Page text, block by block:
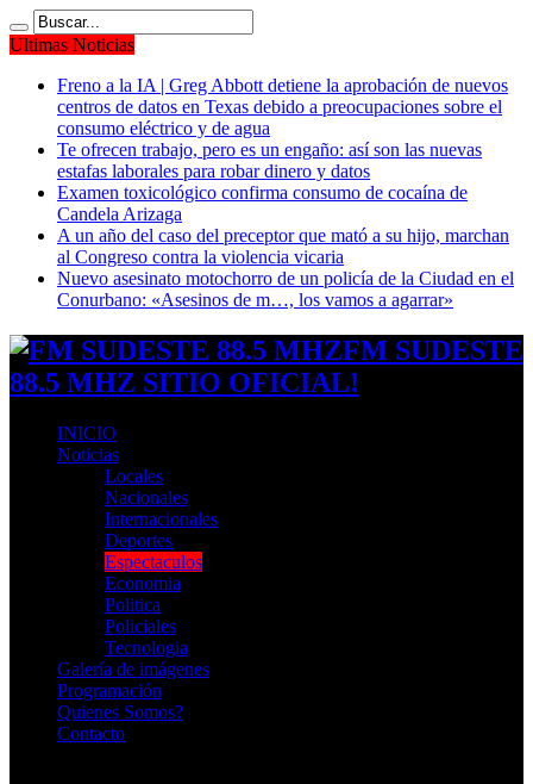
Ultimas Noticias
Freno a la IA | Greg Abbott detiene la aprobación de nuevos
centros de datos en Texas debido a preocupaciones sobre el
consumo eléctrico y de agua
Te ofrecen trabajo, pero es un engaño: así son las nuevas
estafas laborales para robar dinero y datos
Examen toxicológico confirma consumo de cocaína de
Candela Arizaga
A un año del caso del preceptor que mató a su hijo, marchan
al Congreso contra la violencia vicaria
Nuevo asesinato motochorro de un policía de la Ciudad en el
Conurbano: «Asesinos de m…, los vamos a agarrar»
FM SUDESTE
88.5 MHZ SITIO OFICIAL!
INICIO
Noticias
Locales
Nacionales
Internacionales
Deportes
Espectaculos
Economia
Politica
Policiales
Tecnologia
Galería de imágenes
Programación
Quienes Somos?
Contacto